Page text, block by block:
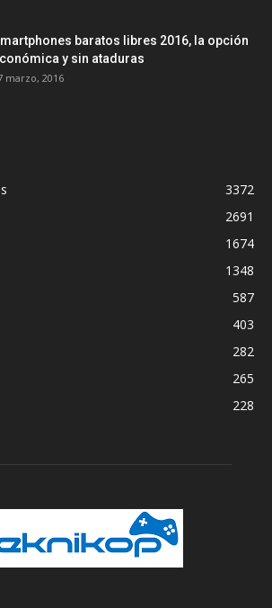
baratos libres 2016, la opción
y sin ataduras
marzo, 2016
3372
2691
1674
1348
587
403
282
265
228